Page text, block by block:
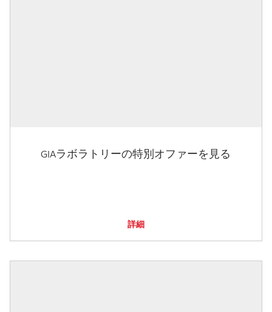
GIAラボラトリーの特別オファーを見る
詳細